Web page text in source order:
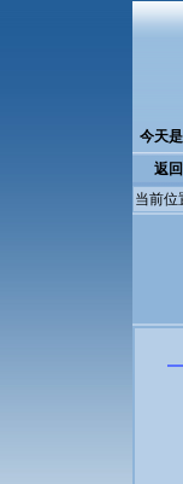
今天
返
当前位